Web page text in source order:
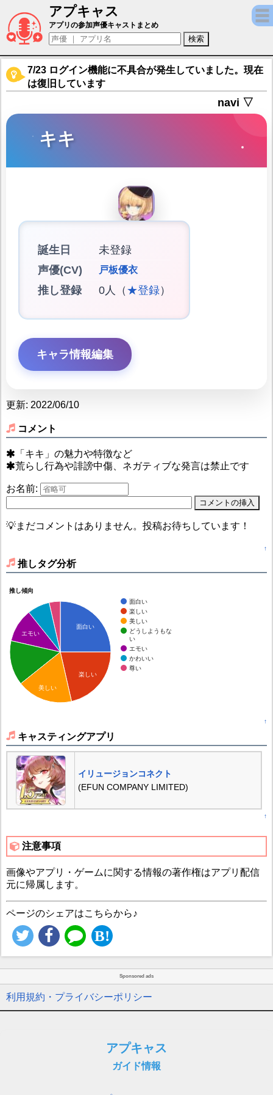
アプキャス
キキ（声優：戸板優衣)【イリュージョンコ
アプリの参加声優キャストまとめ
7/23 ログイン機能に不具合が発生していました。現在
は復旧しています
navi ▽
キキ
誕生日
未登録
声優(CV)
戸板優衣
推し登録 0人（ ★登録）
キャラ情報編集
更新: 2022/06/10
コメント
「キキ」の魅力や特徴など
荒らし行為や誹謗中傷、ネガティブな発言は禁止です
お名前:
💡まだコメントはありません。投稿お待ちしています！
↑
推しタグ分析
推し傾向
面白い
楽しい
美しい
どうしようもな
い
エモい
かわいい
尊い
面白い
楽しい
エモい
美しい
↑
キャスティングアプリ
イリュージョンコネクト
(EFUN COMPANY LIMITED)
↑
注意事項
画像やアプリ・ゲームに関する情報の著作権はアプリ配信
元に帰属します。
ページのシェアはこちらから♪
Sponsored ads
利用規約・プライバシーポリシー
アプキャス
ガイド情報